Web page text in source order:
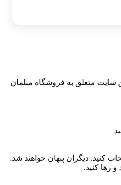
متعلق به فروشگاه مبلمان
کنید. دیگران پنهان خواهند شد.
رها کنید.